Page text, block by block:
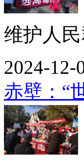
维护人
2024-12-
赤壁：“